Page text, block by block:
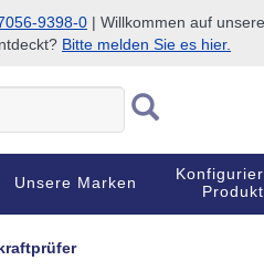
9398-0 | Willkommen auf
Bitte melden Sie es hier.
Unsere Marken